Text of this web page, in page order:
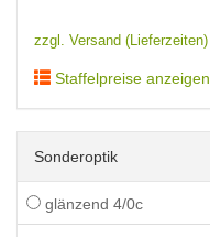
zzgl. Versand (Lieferzeiten)
Staffelpreise anzeigen
Sonderoptik
glänzend 4/0c